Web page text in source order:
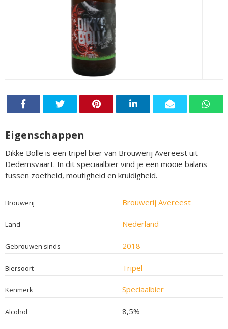
Eigenschappen
Dikke Bolle is een tripel bier van Brouwerij Avereest uit
Dedemsvaart. In dit speciaalbier vind je een mooie balans
tussen zoetheid, moutigheid en kruidigheid.
Brouwerij Brouwerij Avereest
Land Nederland
Gebrouwen sinds 2018
Biersoort Tripel
Kenmerk Speciaalbier
Alcohol 8,5%